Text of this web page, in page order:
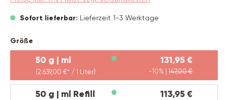
Sofort lieferbar: Lieferzeit 1-3 Werktage
Größe
50 g | ml
(2.639,00 €* / 1 Liter)
131,95 €
-10% |147,00 €
50 g | ml Refill 113,95 €